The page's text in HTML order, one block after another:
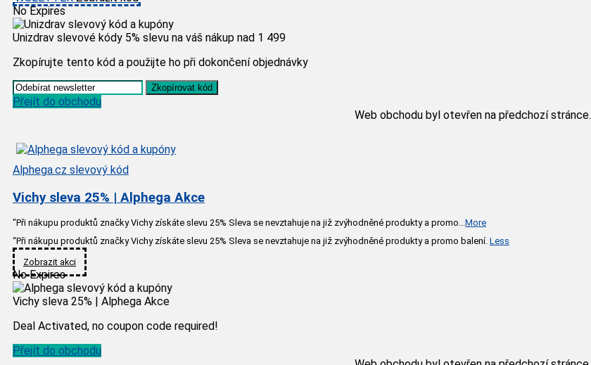
No Expires
Unizdrav slevové kódy 5% slevu na váš nákup nad 1 499
Zkopírujte tento kód a použijte ho při dokončení objednávky
Zkopírovat kód
Přejít do obchodu
Web obchodu byl otevřen na předchozí stránce.
Alphega.cz slevový kód
Vichy sleva 25% | Alphega Akce
"Při nákupu produktů značky Vichy získáte slevu 25% Sleva se nevztahuje na již zvýhodněné produkty a promo...More
“Při nákupu produktů značky Vichy získáte slevu 25% Sleva se nevztahuje na již zvýhodněné produkty a promo balení. Less
Zobrazit akci
No Expires
Vichy sleva 25% | Alphega Akce
Deal Activated, no coupon code required!
Přejít do obchodu